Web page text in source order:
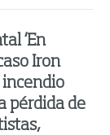
‘En
Iron
incendio
pérdida de